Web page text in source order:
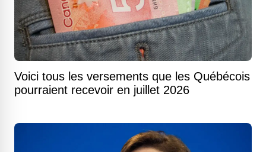
Voici tous les versements que les Québécois
pourraient recevoir en juillet 2026